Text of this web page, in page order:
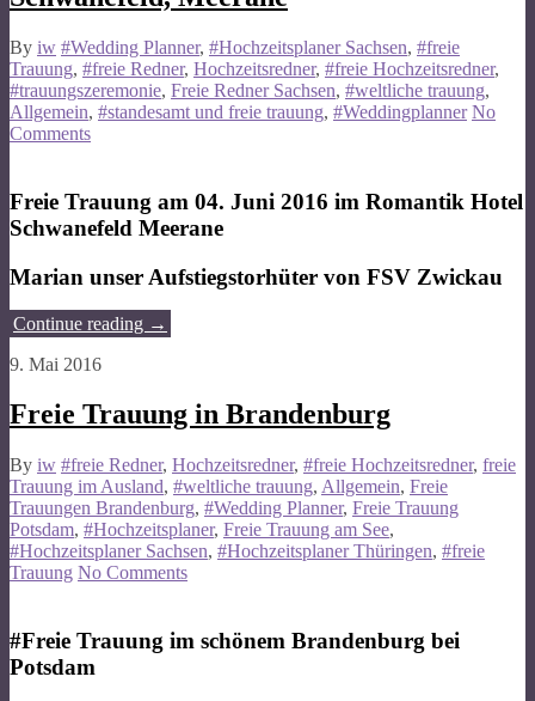
By iw #Wedding Planner, #Hochzeitsplaner Sachsen, #freie
Trauung, #freie Redner, Hochzeitsredner, #freie Hochzeitsredner,
#trauungszeremonie, Freie Redner Sachsen, #weltliche trauung,
Allgemein, #standesamt und freie trauung, #Weddingplanner No
Comments
Freie Trauung am 04. Juni 2016 im Romantik Hotel
Schwanefeld Meerane
Marian unser Aufstiegstorhüter von FSV Zwickau
Continue reading →
9. Mai 2016
Freie Trauung in Brandenburg
By iw #freie Redner, Hochzeitsredner, #freie Hochzeitsredner, freie
Trauung im Ausland, #weltliche trauung, Allgemein, Freie
Trauungen Brandenburg, #Wedding Planner, Freie Trauung
Potsdam, #Hochzeitsplaner, Freie Trauung am See,
#Hochzeitsplaner Sachsen, #Hochzeitsplaner Thüringen, #freie
Trauung No Comments
#Freie Trauung im schönem Brandenburg bei
Potsdam